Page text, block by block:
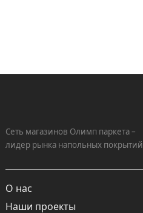
Сеть магазинов Олимп паркета –
лидер рынка напольных покрытий
О нас
Наши проекты